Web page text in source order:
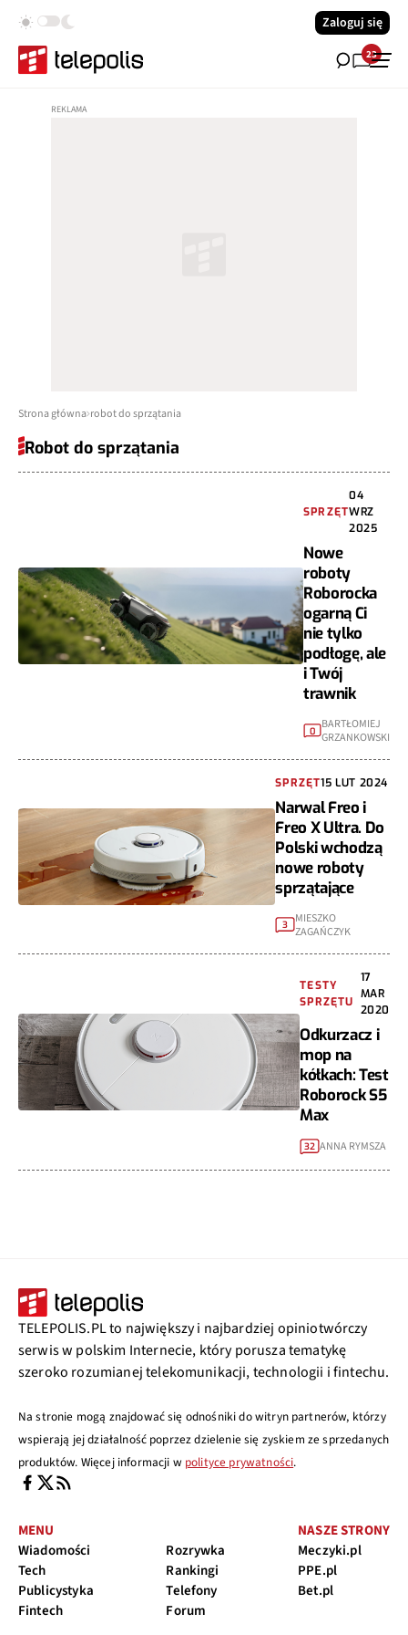
Zaloguj się
23
Strona główna robot do sprzątania
Robot do sprzątania
SPRZĘT
04
WRZ
2025
Nowe
roboty
Roborocka
ogarną Ci
nie tylko
podłogę, ale
i Twój
trawnik
0
BARTŁOMIEJ
GRZANKOWSKI
SPRZĘT15 LUT 2024
Narwal Freo i
Freo X Ultra. Do
Polski wchodzą
nowe roboty
sprzątające
3 MIESZKO
ZAGAŃCZYK
TESTY
SPRZĘTU
17
MAR
2020
Odkurzacz i
mop na
kółkach: Test
Roborock S5
Max
32 ANNA RYMSZA
TELEPOLIS.PL to największy i najbardziej opiniotwórczy
serwis w polskim Internecie, który porusza tematykę
szeroko rozumianej telekomunikacji, technologii i fintechu.
Na stronie mogą znajdować się odnośniki do witryn partnerów, którzy
wspierają jej działalność poprzez dzielenie się zyskiem ze sprzedanych
produktów. Więcej informacji w polityce prywatności.
MENU
Wiadomości
Tech
Publicystyka
Fintech
Rozrywka
Rankingi
Telefony
Forum
NASZE STRONY
Meczyki.pl
PPE.pl
Bet.pl